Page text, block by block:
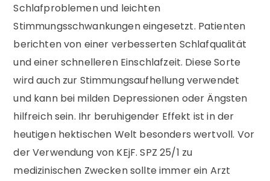
Schlafproblemen und leichten
Stimmungsschwankungen eingesetzt. Patienten
berichten von einer verbesserten Schlafqualität
und einer schnelleren Einschlafzeit. Diese Sorte
wird auch zur Stimmungsaufhellung verwendet
und kann bei milden Depressionen oder Ängsten
hilfreich sein. Ihr beruhigender Effekt ist in der
heutigen hektischen Welt besonders wertvoll. Vor
der Verwendung von KEjF. SPZ 25/1 zu
medizinischen Zwecken sollte immer ein Arzt